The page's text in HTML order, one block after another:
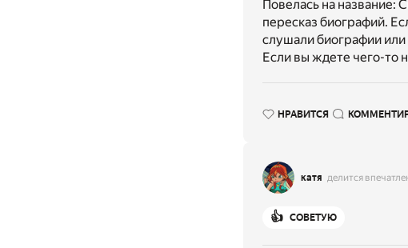
Повелась на название:
пересказ биографий.
слушали биографии или
Если вы ждете чего-то
НРАВИТСЯ
катя делится
👍 СОВЕТУЮ